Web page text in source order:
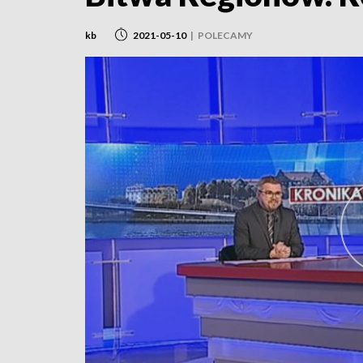
kb 2021-05-10 | POLECAMY